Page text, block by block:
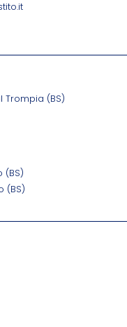
Trompia (BS)
(BS)
(BS)